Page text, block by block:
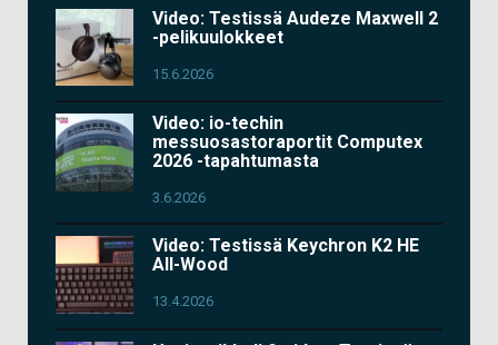
Video: Testissä Audeze Maxwell 2
-pelikuulokkeet
15.6.2026
Video: io-techin
messuosastoraportit Computex
2026 -tapahtumasta
3.6.2026
Video: Testissä Keychron K2 HE
All-Wood
13.4.2026